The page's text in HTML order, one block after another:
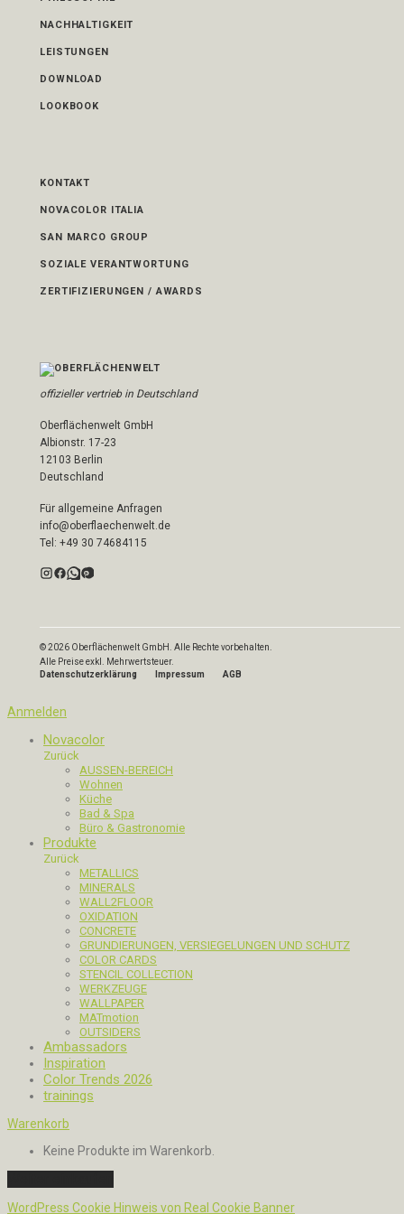
NACHHALTIGKEIT
LEISTUNGEN
DOWNLOAD
LOOKBOOK
KONTAKT
NOVACOLOR ITALIA
SAN MARCO GROUP
SOZIALE VERANTWORTUNG
ZERTIFIZIERUNGEN / AWARDS
offizieller vertrieb in Deutschland
Oberflächenwelt GmbH
Albionstr. 17-23
12103 Berlin
Deutschland
Für allgemeine Anfragen
info@oberflaechenwelt.de
Tel: +49 30 74684115
© 2026 Oberflächenwelt GmbH. Alle Rechte vorbehalten.
Alle Preise exkl. Mehrwertsteuer.
Datenschutzerklärung
Impressum AGB
Anmelden
Novacolor
Zurück
AUSSEN-BEREICH
Wohnen
Küche
Bad & Spa
Büro & Gastronomie
Produkte
Zurück
METALLICS
MINERALS
WALL2FLOOR
OXIDATION
CONCRETE
GRUNDIERUNGEN, VERSIEGELUNGEN UND SCHUTZ
COLOR CARDS
STENCIL COLLECTION
WERKZEUGE
WALLPAPER
MATmotion
OUTSIDERS
Ambassadors
Inspiration
Color Trends 2026
trainings
Warenkorb
Keine Produkte im Warenkorb.
WordPress Cookie Hinweis von Real Cookie Banner